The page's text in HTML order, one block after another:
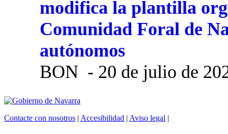
modifica la plantilla
Comunidad Foral de
autónomos
BON - 20 de julio de
Contacte con nosotros | Accesibilidad | Aviso legal |